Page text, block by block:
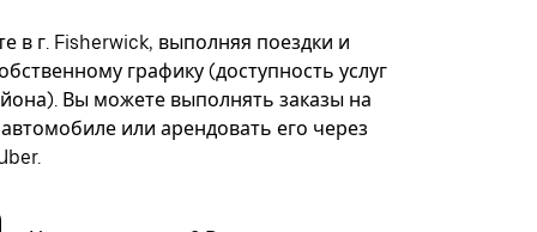
в г. Fisherwick, выполняя поездки и
графику (доступность услуг
Вы можете выполнять заказы на
или арендовать его через